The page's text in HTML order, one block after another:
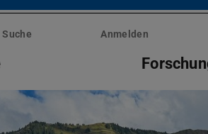
Suche Anmelden